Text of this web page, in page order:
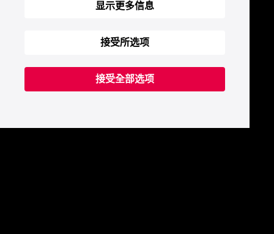
显示更多信息
接受所选项
接受全部选项